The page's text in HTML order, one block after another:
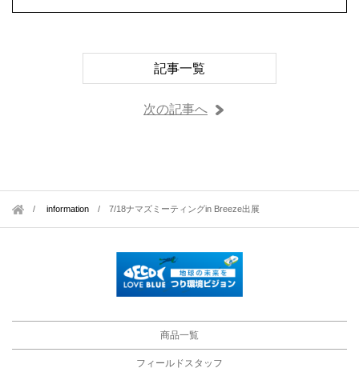
記事一覧
次の記事へ
information /7/18ナマズミーティングin Breeze出展
商品一覧
フィールドスタッフ